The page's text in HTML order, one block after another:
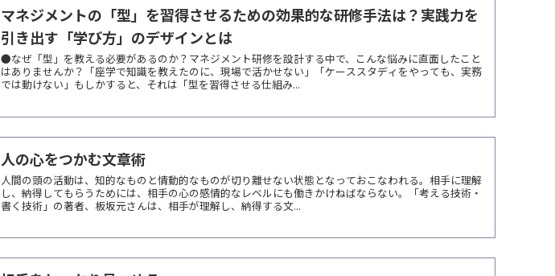
マネジメントの「型」を習得させるための効果的な研修手法は？実践力を
引き出す「学び方」のデザインとは
●なぜ「型」を教える必要があるのか？マネジメント研修を設計する中で、こんな悩みに直面したこと
はありませんか？「座学で知識を教えたのに、現場で活かせない」「ケーススタディをやっても、実務
では動けない」もしかすると、それは「型を習得させる仕組み...
人の心をつかむ文章術
人間の頭の活動は、知的なものと情動的なものが切り離せない状態となっておこなわれる。相手に理解
し、納得してもらうためには、相手の心の感情的なレベルにも働きかけねばならない。「考える技術・
書く技術」の著者、板坂元さんは、相手が理解し、納得する文...